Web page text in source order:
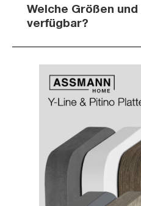
Welche Größen
verfügbar?